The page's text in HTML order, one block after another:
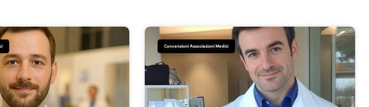
Convenzioni Associazioni Medici